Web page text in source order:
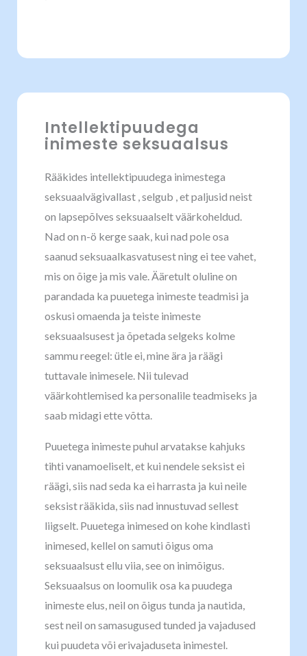
Intellektipuudega
inimeste seksuaalsus
Rääkides intellektipuudega inimestega
seksuaalvägivallast , selgub , et paljusid neist
on lapsepõlves seksuaalselt väärkoheldud.
Nad on n-ö kerge saak, kui nad pole osa
saanud seksuaalkasvatusest ning ei tee vahet,
mis on õige ja mis vale. Ääretult oluline on
parandada ka puuetega inimeste teadmisi ja
oskusi omaenda ja teiste inimeste
seksuaalsusest ja õpetada selgeks kolme
sammu reegel: ütle ei, mine ära ja räägi
tuttavale inimesele. Nii tulevad
väärkohtlemised ka personalile teadmiseks ja
saab midagi ette võtta.
Puuetega inimeste puhul arvatakse kahjuks
tihti vanamoeliselt, et kui nendele seksist ei
räägi, siis nad seda ka ei harrasta ja kui neile
seksist rääkida, siis nad innustuvad sellest
liigselt. Puuetega inimesed on kohe kindlasti
inimesed, kellel on samuti õigus oma
seksuaalsust ellu viia, see on inimõigus.
Seksuaalsus on loomulik osa ka puudega
inimeste elus, neil on õigus tunda ja nautida,
sest neil on samasugused tunded ja vajadused
kui puudeta või erivajaduseta inimestel.